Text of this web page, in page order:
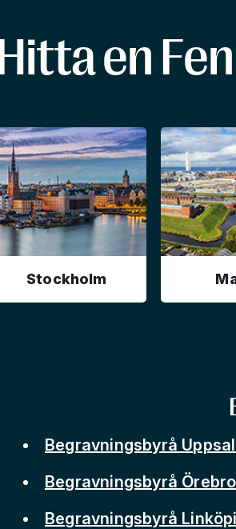
en
Stockholm
Begravningsbyrå
Begravningsbyrå Örebro
Begravningsbyrå